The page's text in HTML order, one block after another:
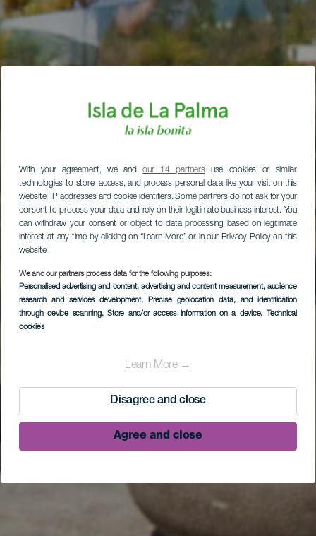
With your agreement, we andour 14 partnersuse cookies or similar
technologies to store, access, and process personal data like your visit on this
website, IP addresses and cookie identifiers. Some partners do not ask for your
consent to process your data and rely on their legitimate business interest. You
can withdraw your consent or object to data processing based on legitimate
interest at any time by clicking on “Learn More” or in our Privacy Policy on this
website.
We and our partners process data for the following purposes:
Personalised advertising and content, advertising and content measurement, audience
research and services development, Precise geolocation data, and identification
through device scanning, Store and/or access information on a device, Technical
cookies
Learn More →
Disagree and close
Agree and close